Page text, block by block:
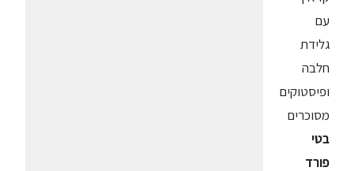
עם
גלידת
חלבה
ופיסטוקים
מסוכרים
בטי
פורד